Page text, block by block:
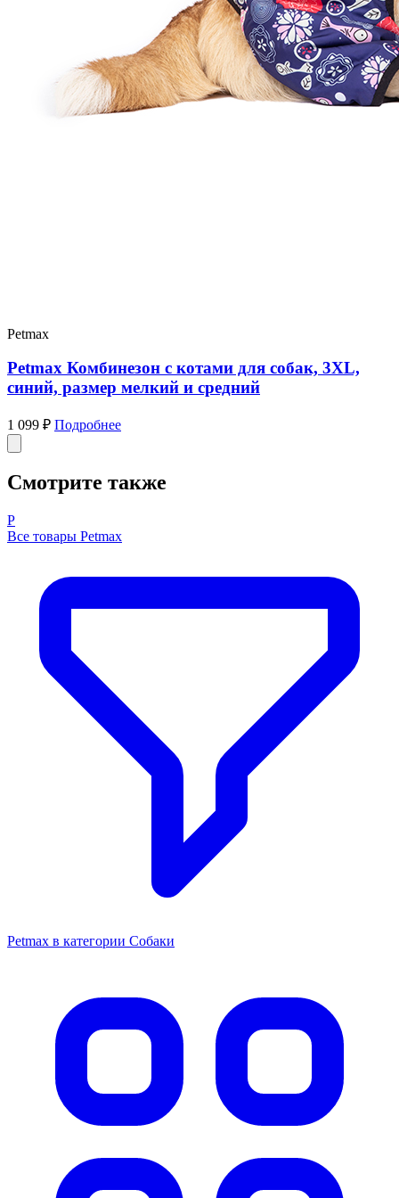
Petmax
Petmax Комбинезон с котами для собак, 3XL,
синий, размер мелкий и средний
1 099 ₽ Подробнее
Смотрите также
P
Все товары Petmax
Petmax в категории Собаки